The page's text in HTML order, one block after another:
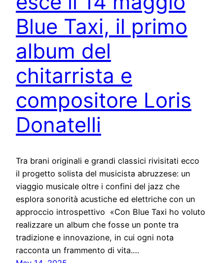
Blue Taxi, il primo
album del
chitarrista e
compositore Loris
Donatelli
Tra brani originali e grandi classici rivisitati ecco
il progetto solista del musicista abruzzese: un
viaggio musicale oltre i confini del jazz che
esplora sonorità acustiche ed elettriche con un
approccio introspettivo «Con Blue Taxi ho voluto
realizzare un album che fosse un ponte tra
tradizione e innovazione, in cui ogni nota
racconta un frammento di vita.…